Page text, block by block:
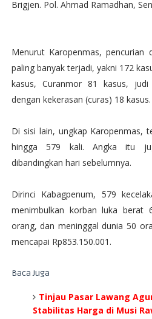
Brigjen. Pol. Ahmad Ramadhan,
Menurut Karopenmas, pencurian
paling banyak terjadi, yakni 172
kasus, Curanmor 81 kasus,
dengan kekerasan (curas) 18 kasus.
Di sisi lain, ungkap Karopenmas,
hingga 579 kali. Angka itu
dibandingkan hari sebelumnya.
Dirinci Kabagpenum, 579
menimbulkan korban luka berat
orang, dan meninggal dunia 50
mencapai Rp853.150.001.
Baca Juga
Tinjau Pasar Lawang
Stabilitas Harga di Musi